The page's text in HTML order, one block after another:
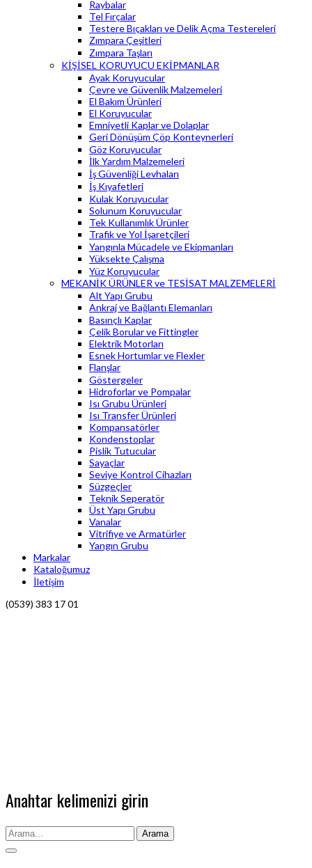
Raybalar
Tel Fırçalar
Testere Bıçakları ve Delik Açma Testereleri
Zımpara Çeşitleri
Zımpara Taşları
KİŞİSEL KORUYUCU EKİPMANLAR
Ayak Koruyucular
Çevre ve Güvenlik Malzemeleri
El Bakım Ürünleri
El Koruyucular
Emniyetli Kaplar ve Dolaplar
Geri Dönüşüm Çöp Konteynerleri
Göz Koruyucular
İlk Yardım Malzemeleri
İş Güvenliği Levhaları
İş Kıyafetleri
Kulak Koruyucular
Solunum Koruyucular
Tek Kullanımlık Ürünler
Trafik ve Yol İşaretçileri
Yangınla Mücadele ve Ekipmanları
Yüksekte Çalışma
Yüz Koruyucular
MEKANİK ÜRÜNLER ve TESİSAT MALZEMELERİ
Alt Yapı Grubu
Ankraj ve Bağlantı Elemanları
Basınçlı Kaplar
Çelik Borular ve Fittingler
Elektrik Motorları
Esnek Hortumlar ve Flexler
Flanşlar
Göstergeler
Hidroforlar ve Pompalar
Isı Grubu Ürünleri
Isı Transfer Ürünleri
Kompansatörler
Kondenstoplar
Pislik Tutucular
Sayaçlar
Seviye Kontrol Cihazları
Süzgeçler
Teknik Seperatör
Üst Yapı Grubu
Vanalar
Vitrifiye ve Armatürler
Yangın Grubu
Markalar
Kataloğumuz
İletişim
(0539) 383 17 01
Anahtar kelimenizi girin
Arama